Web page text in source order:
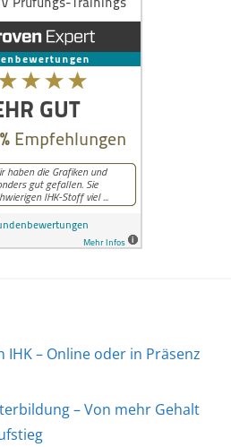
– Online oder in Präsenz
– Von mehr Gehalt